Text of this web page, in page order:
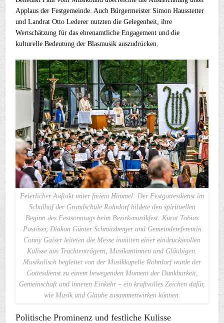
Applaus der Festgemeinde. Auch Bürgermeister Simon Hausstetter
und Landrat Otto Lederer nutzten die Gelegenheit, ihre
Wertschätzung für das ehrenamtliche Engagement und die
kulturelle Bedeutung der Blasmusik auszudrücken.
Feierlicher Auftakt unter freiem Himmel: Der Festgottesdienst im
Schulhof der Grundschule Rohrdorf bildete den spirituellen
Beginn des Festsonntags beim Bezirksmusikfest. Kurat Tobias
Pastöser, Diakon Günter Schmitzberger und Gemeindereferentin
Conny Gaiser leiteten die Messe inmitten einer eindrucksvollen
Kulisse aus Trachtenträgern, Musikantinnen und Gläubigen.
Musikalisch begleitet von der Musikkapelle Rohrdorf wurde der
Gottesdienst zu einem bewegenden Moment der Dankbarkeit,
Gemeinschaft und inneren Einkehr – ein kraftvolles Zeichen dafür,
wie Musik und Glaube zusammenwirken können.
Politische Prominenz und festliche Kulisse